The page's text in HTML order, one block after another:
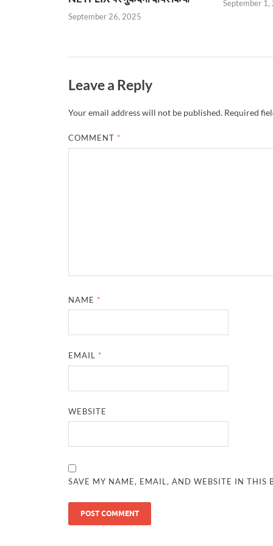
September 26, 2025
September 1,
Leave a Reply
Your email address will not be published. Required
COMMENT *
NAME *
EMAIL *
WEBSITE
SAVE MY NAME, EMAIL, AND WEBSITE IN THIS